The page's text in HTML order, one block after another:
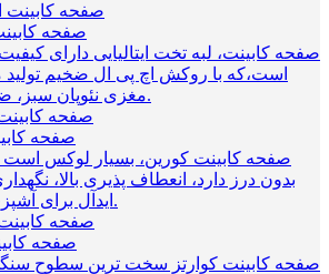
صفحه
صفحه کابینت، لبه تخت ایتالیایی دارای کیفیت
است،که با روکش اچ پی ال ضخیم
مغزی نئوپان سبز، ضد آب دارد.
صفحه
صفحه کابینت کورین، بسیار لوکس است
بدون درز دارد، انعطاف پذیری بالا،
ایدآل برای آشپزخانه است.
صفحه
صفحه کابینت کوارتز سخت ترین سطوح